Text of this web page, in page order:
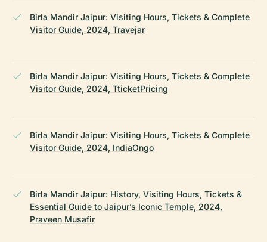
Birla Mandir Jaipur: Visiting Hours, Tickets & Complete
Visitor Guide, 2024, Travejar
Birla Mandir Jaipur: Visiting Hours, Tickets & Complete
Visitor Guide, 2024, TticketPricing
Birla Mandir Jaipur: Visiting Hours, Tickets & Complete
Visitor Guide, 2024, IndiaOngo
Birla Mandir Jaipur: History, Visiting Hours, Tickets &
Essential Guide to Jaipur’s Iconic Temple, 2024,
Praveen Musafir